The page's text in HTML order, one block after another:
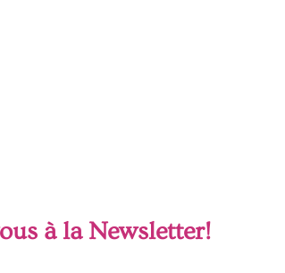
à la Newsletter!